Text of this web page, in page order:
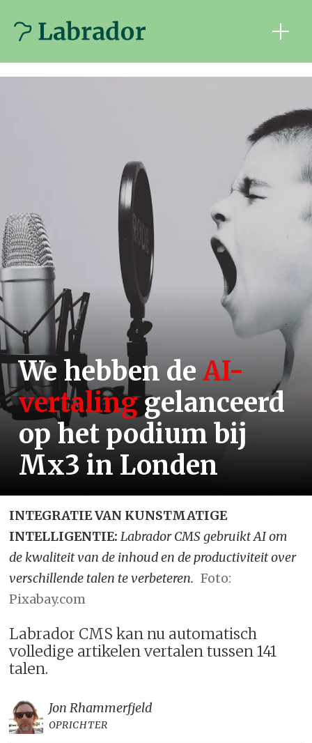
We hebben deAI-
vertalinggelanceerd
op het podium bij
Mx3 in Londen
INTEGRATIE VAN KUNSTMATIGE
INTELLIGENTIE: Labrador CMS gebruikt AI om
de kwaliteit van de inhoud en de productiviteit over
verschillende talen te verbeteren. Foto:
Pixabay.com
Labrador CMS kan nu automatisch
volledige artikelen vertalen tussen 141
talen.
Jon Rhammerfjeld
OPRICHTER